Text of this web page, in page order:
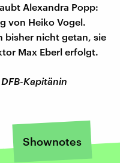
Alexandra Popp:
von Heiko Vogel.
bisher nicht getan, sie
Max Eberl erfolgt.
Kapitänin
Shownotes